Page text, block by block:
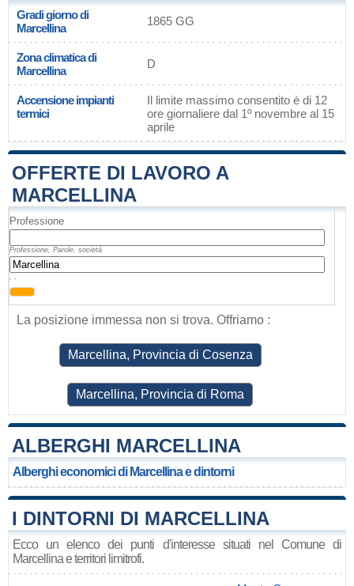
Gradi giorno di
Marcellina
1865 GG
Zona climatica di
Marcellina
D
Accensione impianti
termici
Il limite massimo consentito è di 12
ore giornaliere dal 1º novembre al 15
aprile
OFFERTE DI LAVORO A
MARCELLINA
Professione
Professione, Parole, società
, ,
La posizione immessa non si trova. Offriamo :
Marcellina, Provincia di Cosenza
Marcellina, Provincia di Roma
ALBERGHI MARCELLINA
Alberghi economici di Marcellina e dintorni
I DINTORNI DI MARCELLINA
Ecco un elenco dei punti d'interesse situati nel Comune di
Marcellina e territori limitrofi.